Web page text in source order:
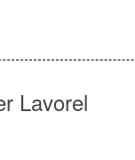
Lavorel